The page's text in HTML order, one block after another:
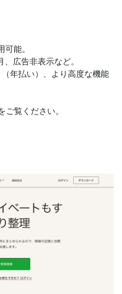
可能。
、広告非表示など。
年払い）、より高度な機能
ご覧ください。